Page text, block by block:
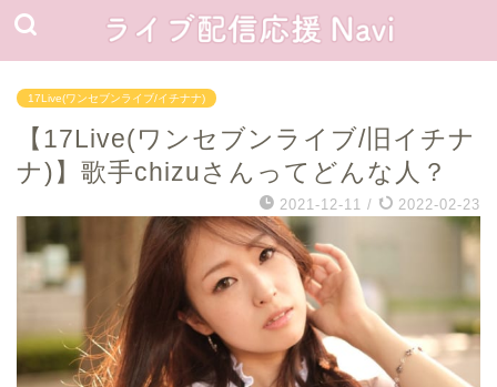
17Live(ワンセブンライブ/イチナナ)
【17Live(ワンセブンライブ/旧イチナ
ナ)】歌手chizuさんってどんな人？
2021-12-11 / 2022-02-23